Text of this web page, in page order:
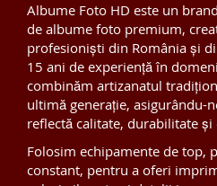
Albume Foto HD este un
de albume foto premium,
profesioniști din România și
15 ani de experiență în
combinăm artizanatul
ultimă generație, asigurându-
reflectă calitate, durabilitate și
Folosim echipamente de top,
constant, pentru a oferi